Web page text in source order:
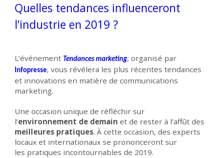
Quelles tendances influenceront
l’industrie en 2019 ?
L’événement Tendances marketing, organisé par
Infopresse, vous révélera les plus récentes tendances
et innovations en matière de communications
marketing.
Une occasion unique de réfléchir sur
l’environnement de demain et de rester à l’affût des
meilleures pratiques. À cette occasion, des experts
locaux et internationaux se prononceront sur
les pratiques incontournables de 2019.